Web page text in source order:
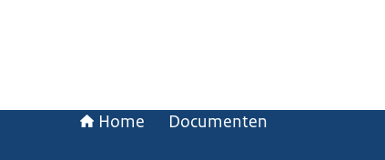
Home Documenten